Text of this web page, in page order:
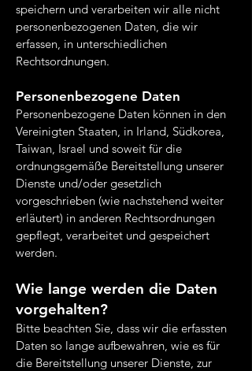
speichern und verarbeiten wir alle nicht
personenbezogenen Daten, die wir
erfassen, in unterschiedlichen
Rechtsordnungen.
Personenbezogene Daten
Personenbezogene Daten können in den
Vereinigten Staaten, in Irland, Südkorea,
Taiwan, Israel und soweit für die
ordnungsgemäße Bereitstellung unserer
Dienste und/oder gesetzlich
vorgeschrieben (wie nachstehend weiter
erläutert) in anderen Rechtsordnungen
gepflegt, verarbeitet und gespeichert
werden.
Wie lange werden die Daten
vorgehalten?
Bitte beachten Sie, dass wir die erfassten
Daten so lange aufbewahren, wie es für
die Bereitstellung unserer Dienste, zur